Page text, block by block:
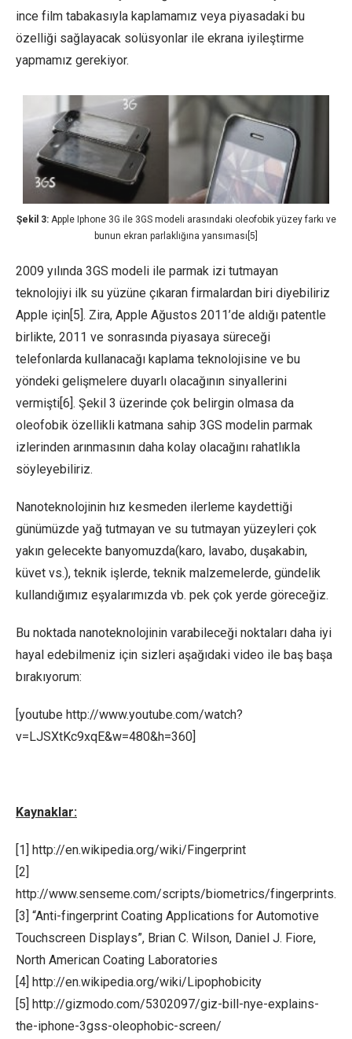
ince film tabakasıyla kaplamamız veya piyasadaki bu
özelliği sağlayacak solüsyonlar ile ekrana iyileştirme
yapmamız gerekiyor.
Şekil 3:Apple Iphone 3G ile 3GS modeli arasındaki oleofobik yüzey farkı ve
bunun ekran parlaklığına yansıması[5]
2009 yılında 3GS modeli ile parmak izi tutmayan
teknolojiyi ilk su yüzüne çıkaran firmalardan biri diyebiliriz
Apple için[5]. Zira, Apple Ağustos 2011’de aldığı patentle
birlikte, 2011 ve sonrasında piyasaya süreceği
telefonlarda kullanacağı kaplama teknolojisine ve bu
yöndeki gelişmelere duyarlı olacağının sinyallerini
vermişti[6]. Şekil 3 üzerinde çok belirgin olmasa da
oleofobik özellikli katmana sahip 3GS modelin parmak
izlerinden arınmasının daha kolay olacağını rahatlıkla
söyleyebiliriz.
Nanoteknolojinin hız kesmeden ilerleme kaydettiği
günümüzde yağ tutmayan ve su tutmayan yüzeyleri çok
yakın gelecekte banyomuzda(karo, lavabo, duşakabin,
küvet vs.), teknik işlerde, teknik malzemelerde, gündelik
kullandığımız eşyalarımızda vb. pek çok yerde göreceğiz.
Bu noktada nanoteknolojinin varabileceği noktaları daha iyi
hayal edebilmeniz için sizleri aşağıdaki video ile baş başa
bırakıyorum:
[youtube http://www.youtube.com/watch?
v=LJSXtKc9xqE&w=480&h=360]
Kaynaklar:
[1] http://en.wikipedia.org/wiki/Fingerprint
[2]
http://www.senseme.com/scripts/biometrics/
[3] “Anti-fingerprint Coating Applications for Automotive
Touchscreen Displays”, Brian C. Wilson, Daniel J. Fiore,
North American Coating Laboratories
[4] http://en.wikipedia.org/wiki/Lipophobicity
[5] http://gizmodo.com/5302097/giz-bill-nye-explains-
the-iphone-3gss-oleophobic-screen/